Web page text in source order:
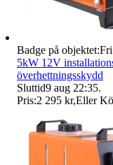
Badge på objektet:
5kW 12V
överhettningsskydd
Sluttid9 aug 22:35.
Pris:2 295 kr,Eller